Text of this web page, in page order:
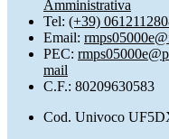
Amministrativa
Tel: (+39)
Email:
PEC:
mail
C.F.: 80209630583
Cod. Univoco